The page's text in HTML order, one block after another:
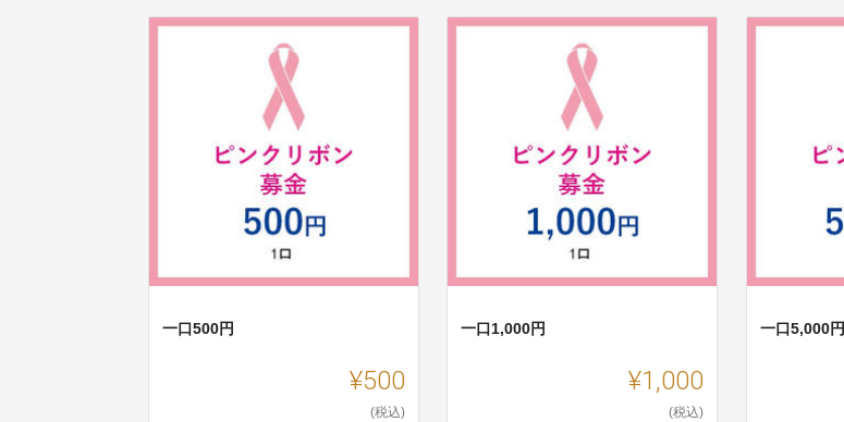
一口500円
¥500
(税込)
一口1,000円
¥1,000
(税込)
一口5,000円